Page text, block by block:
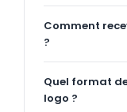
Comment
?
Quel format
logo ?